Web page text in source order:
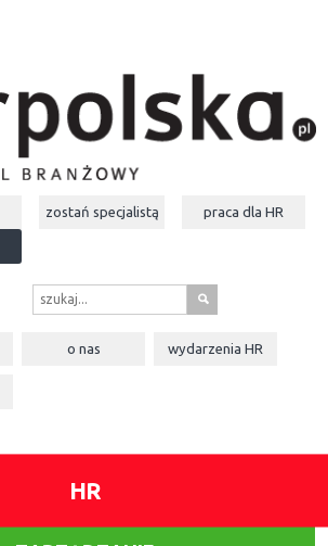
zostań specjalistą praca dla HR
s
o nas wydarzeniaHR
HR